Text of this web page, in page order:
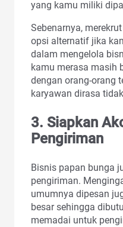
yang kamu miliki
Sebenarnya,
opsi alternatif jika
dalam mengelola
kamu merasa masih
dengan orang-orang
karyawan dirasa
3. Siapkan
Pengiriman
Bisnis papan bunga
pengiriman.
umumnya dipesan
besar sehingga
memadai untuk